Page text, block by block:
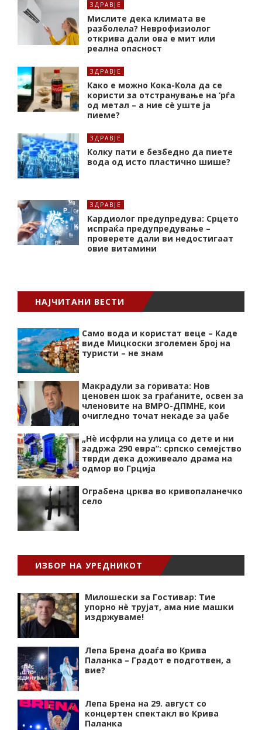
ЗДРАВЈЕ
Мислите дека климата ве
разболела? Неврофизиолог
открива дали ова е мит или
реална опасност
ЗДРАВЈЕ
Како е можно Кока-Кола да се
користи за отстранување на ‘рѓа
од метал – а ние сè уште ја
пиеме?
ЗДРАВЈЕ
Колку пати е безбедно да пиете
вода од исто пластично шише?
ЗДРАВЈЕ
Кардиолог предупредува: Срцето
испраќа предупредување –
проверете дали ви недостигаат
овие витамини
НАЈЧИТАНИ ВЕСТИ
Само вода и користат веце – Каде
виде Мицкоски зголемен број на
туристи – не знам
Макрадули за горивата: Нов
ценовен шок за граѓаните, освен за
членовите на ВМРО-ДПМНЕ, кои
очигледно точат некаде за џабе
„Нѐ исфрли на улица со дете и ни
задржа 290 евра“: српско семејство
тврди дека доживеало драма на
одмор во Грција
Ограбена црква во кривопаланечко
село
ИЗБОР НА УРЕДНИКОТ
Милошески за Гостивар: Тие
упорно нѐ трујат, ама ние машки
издржуваме!
Лепа Брена доаѓа во Крива
Паланка – Градот е подготвен, а
вие?
Лепа Брена на 29. август со
концертен спектакл во Крива
Паланка